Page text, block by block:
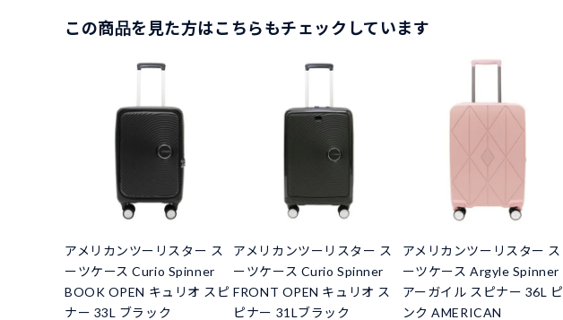
この商品を見た方はこちらもチェックしています
アメリカンツーリスター ス
ーツケース Curio Spinner
BOOK OPEN キュリオ スピ
ナー 33L ブラック
アメリカンツーリスター ス
ーツケース Curio Spinner
FRONT OPEN キュリオ ス
ピナー 31Lブラック
アメリカンツーリスター ス
ーツケース Argyle Spinner
アーガイル スピナー 36L ピ
ンク AMERICAN